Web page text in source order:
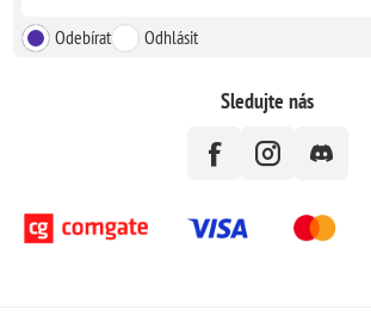
Odebírat Odhlásit
Sledujte nás